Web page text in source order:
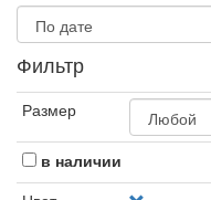
Фильтр
Размер
в наличии